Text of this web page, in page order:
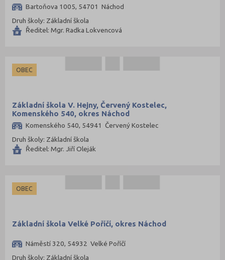
Bartoňova 1005, 54701 Náchod
Druh školy: Základní škola
Ředitel: Mgr. Radka Lokvencová
OBEC
Základní škola V. Hejny, Červený Kostelec,
Komenského 540, okres Náchod
Komenského 540, 54941 Červený Kostelec
Druh školy: Základní škola
Ředitel: Mgr. Jiří Oleják
OBEC
Základní škola Velké Poříčí, okres Náchod
Náměstí 320, 54932 Velké Poříčí
Druh školy: Základní škola